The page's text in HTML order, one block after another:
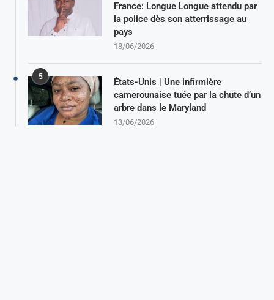
France: Longue Longue attendu par
la police dès son atterrissage au
pays
18/06/2026
5
États-Unis | Une infirmière
camerounaise tuée par la chute d’un
arbre dans le Maryland
13/06/2026